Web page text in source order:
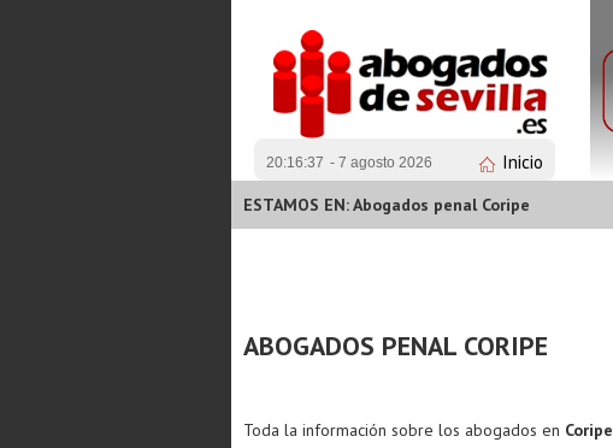
20:16:38 - 7 agosto 2026 Inicio
ESTAMOS EN: Abogados penal Coripe
ABOGADOS PENAL CORIPE
Toda la información sobre los abogados en Coripe